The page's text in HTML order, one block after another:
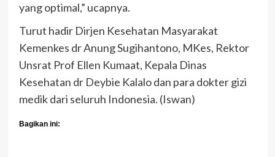
yang optimal,” ucapnya.
Turut hadir Dirjen Kesehatan Masyarakat
Kemenkes dr Anung Sugihantono, MKes, Rektor
Unsrat Prof Ellen Kumaat, Kepala Dinas
Kesehatan dr Deybie Kalalo dan para dokter gizi
medik dari seluruh Indonesia. (Iswan)
Bagikan ini: